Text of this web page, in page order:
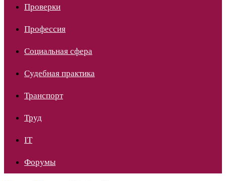
Проверки
Профессия
Социальная сфера
Судебная практика
Транспорт
Труд
IT
Форумы